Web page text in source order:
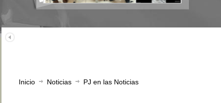
Inicio Noticias PJ en las Noticias